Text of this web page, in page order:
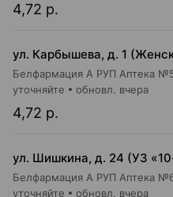
4,72 р.
Белфармация А РУП Аптека
4,72 р.
уточняйте обновл. вчера
ул. Шишкина, д. 24 (УЗ
Белфармация А РУП Аптека
уточняйте обновл. вчера